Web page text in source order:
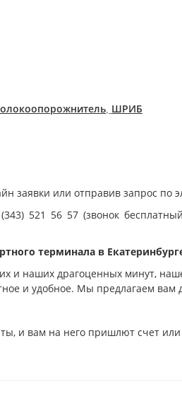
ШРИБ
заявки или отправив запрос по
521 56 57 (звонок
терминала в
и наших драгоценных минут,
и удобное. Мы предлагаем вам
и вам на него пришлют счет